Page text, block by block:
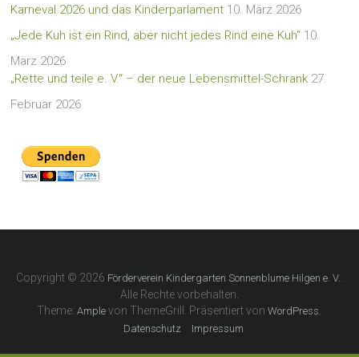
Karneval 2026 und das Kinderparlament 10. März 2026
„Jede Kuh ist ein Rind, aber nicht jedes Rind eine Kuh“ 10.
März 2026
„Rette und teile e. V.“ – der neue Lebensmittel-Schrank 27.
Februar 2026
Copyright © 2026 Förderverein Kindergarten Sonnenblume Hilgen e. V.
Alle Rechte vorbehalten.
Theme:Ample von ThemeGrill. Präsentiert vonWordPress
Datenschutz Impressum